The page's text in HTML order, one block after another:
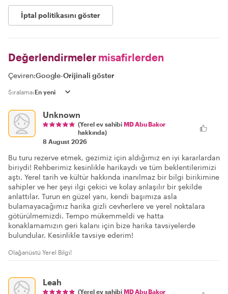
İptal politikasını göster
Değerlendirmeler misafirlerden
Çeviren:Google-Orijinali göster
Sıralama:
Unknown
(Yerel ev sahibi MD Abu Bakor
hakkında)
8 August 2026
Bu turu rezerve etmek, gezimiz için aldığımız en iyi kararlardan
biriydi! Rehberimiz kesinlikle harikaydı ve tüm beklentilerimizi
aştı. Yerel tarih ve kültür hakkında inanılmaz bir bilgi birikimine
sahipler ve her şeyi ilgi çekici ve kolay anlaşılır bir şekilde
anlattılar. Turun en güzel yanı, kendi başımıza asla
bulamayacağımız harika gizli cevherlere ve yerel noktalara
götürülmemizdi. Tempo mükemmeldi ve hatta
konaklamamızın geri kalanı için bize harika tavsiyelerde
bulundular. Kesinlikle tavsiye ederim!
Olağanüstü Yerel Bilgi!
Leah
(Yerel ev sahibi MD Abu Bakor